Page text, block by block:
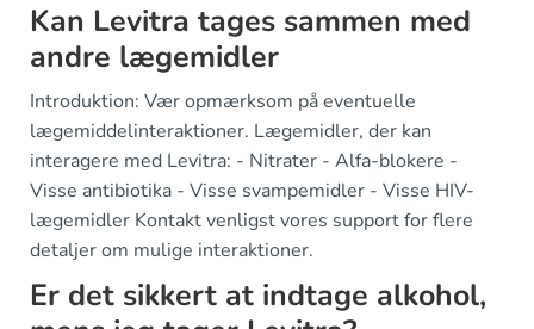
Kan Levitra tages sammen med
andre lægemidler
Introduktion: Vær opmærksom på eventuelle
lægemiddelinteraktioner. Lægemidler, der kan
interagere med Levitra: - Nitrater - Alfa-blokere -
Visse antibiotika - Visse svampemidler - Visse HIV-
lægemidler Kontakt venligst vores support for flere
detaljer om mulige interaktioner.
Er det sikkert at indtage alkohol,